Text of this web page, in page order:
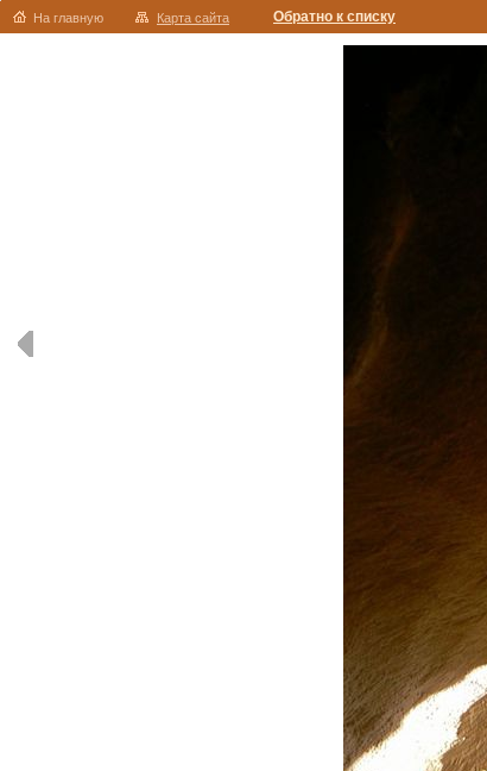
На главную Карта сайта Обратно к списку